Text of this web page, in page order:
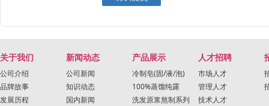
关于我们
公司介绍
品牌故事
发展历程
新闻动态
公司新闻
知识动态
国内新闻
产品展示
冷制皂(固/液/泡)
100%蒸馏纯露
洗发原浆熬制系列
人才招聘
市场人才
管理人才
技术人才